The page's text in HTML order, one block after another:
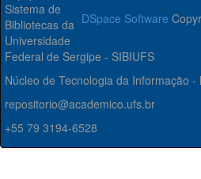
DSpace Software
Sistema de
Bibliotecas da
Universidade
Federal de Sergipe - SIBIUFS
Núcleo de Tecnologia da Informação -
repositorio@academico.ufs.br
+55 79 3194-6528